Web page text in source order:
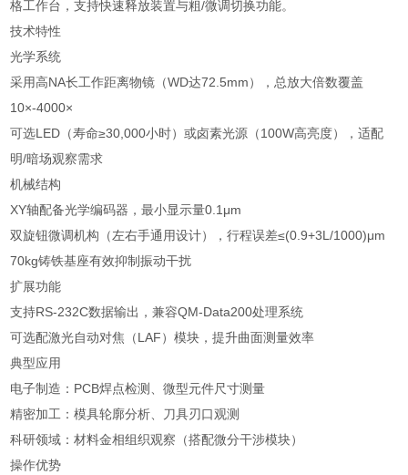
格工作台，支持快速释放装置与粗/微调切换功能。
技术特性
光学系统
采用高NA长工作距离物镜（WD达72.5mm），总放大倍数覆盖
10×-4000×
可选LED（寿命≥30,000小时）或卤素光源（100W高亮度），适配
明/暗场观察需求
机械结构
XY轴配备光学编码器，最小显示量0.1μm
双旋钮微调机构（左右手通用设计），行程误差≤(0.9+3L/1000)μm
70kg铸铁基座有效抑制振动干扰
扩展功能
支持RS-232C数据输出，兼容QM-Data200处理系统
可选配激光自动对焦（LAF）模块，提升曲面测量效率
典型应用
电子制造：PCB焊点检测、微型元件尺寸测量
精密加工：模具轮廓分析、刀具刃口观测
科研领域：材料金相组织观察（搭配微分干涉模块）
操作优势